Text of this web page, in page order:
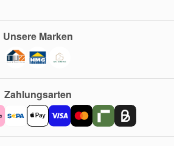
Zahlungsarten
Unsere Marken